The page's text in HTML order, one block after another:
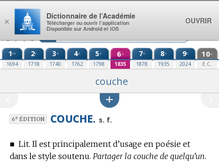
Aller au contenu
1re
1694
2e
1718
3e
1740
4e
1762
5e
1798
6e
1835
7e
1878
8e
1935
9e
2024
10e
E.C.
couche
6eÉDITION COUCHE. s. f.
■ Lit. Il est principalement d’usage en poésie et
dans le style soutenu. Partager la couche de quelqu’un.
×
Dictionnaire de l’Académie
Télécharger ou ouvrir l’application
Disponible sur Android et iOS
OUVRIR